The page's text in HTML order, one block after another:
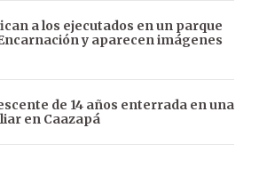
a los ejecutados en un parque
y aparecen imágenes
de 14 años enterrada en una
en Caazapá